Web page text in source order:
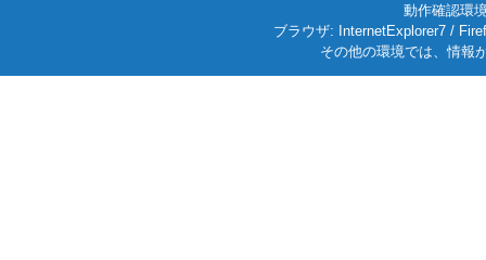
動作確認環
ブラウザ: InternetExplorer7 /
その他の環境では、情報